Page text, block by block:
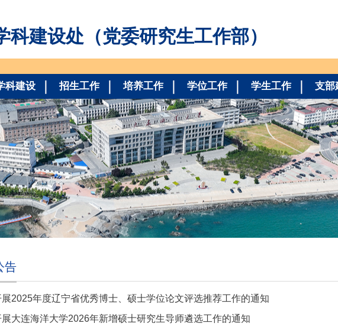
科建设处（党委研究生工作部）
科建设 招生工作 培养工作 学位工作 学生工作 支部
告
展2025年度辽宁省优秀博士、硕士学位论文评选推荐工作的通知
展大连海洋大学2026年新增硕士研究生导师遴选工作的通知